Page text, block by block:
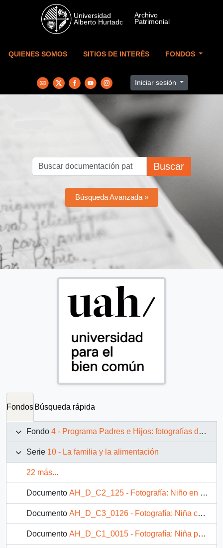
Skip to main content
QUIENES SOMOS SITIOS DE INTERÉS FONDOS
Iniciar sesión
Buscar
Búsqueda Avanzada »
Fondos Búsqueda rápida
Fondo 4 - Programa Padres e Hijos: fotografías de Juan Maino
Serie 10 - La familia y la alimentación
22 más...
Documento AH_D_C2_125 - Fotografía: Niño en brazos tomando mamadera
Documento AH_D_C3_0126 - Fotografía: Niña comiendo
Documento AH_D_C1_0015 - Fotografía: Niña pequeña señalando un pan en una bolsa